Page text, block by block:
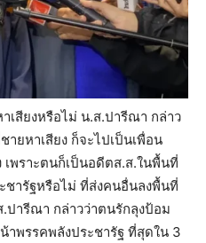
เสียงหรือไม่ น.ส.ปารีณา กล่าว
ายหาเสียง ก็จะไปเป็นเพื่อน
เพราะตนก็เป็นอดีตส.ส.ในพื้นที่
ชารัฐหรือไม่ ที่ส่งคนอื่นลงพื้นที่
ปารีณา กล่าวว่าตนรักลุงป้อม
าพรรคพลังประชารัฐ ที่สุดใน 3